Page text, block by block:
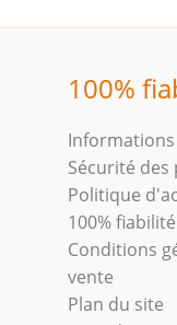
100%
Informations
Sécurité des
Politique
100% fiabilité
Conditions
vente
Plan du site